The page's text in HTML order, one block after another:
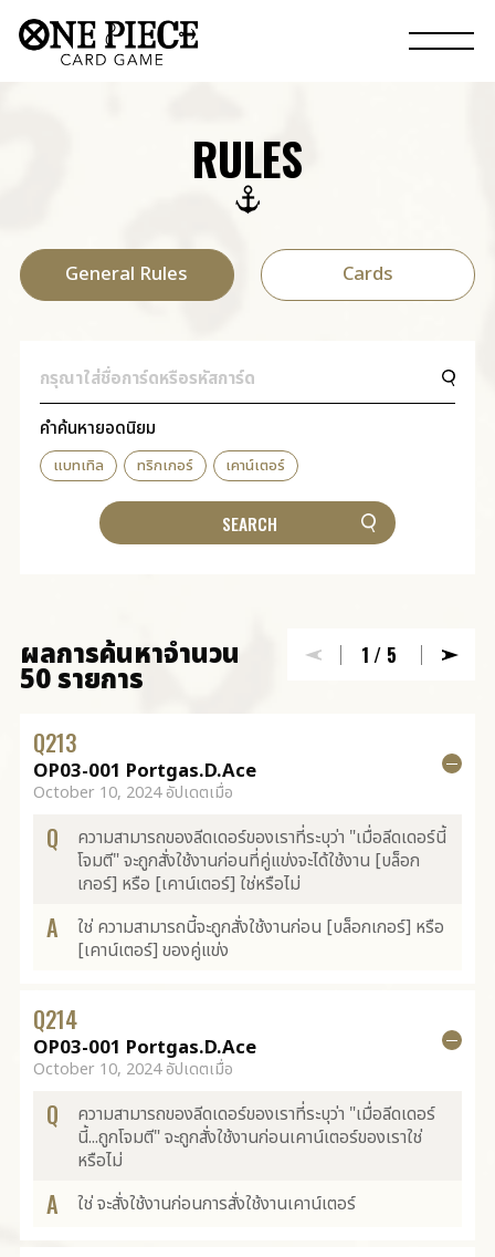
RULES
General Rules Cards
คำค้นหายอดนิยม
แบทเทิล ทริกเกอร์ เคาน์เตอร์
ผลการค้นหาจำนวน
50 รายการ
1/5
Q213
OP03-001 Portgas.D.Ace
October 10, 2024 อัปเดตเมื่อ
Q
ความสามารถของลีดเดอร์ของเราที่ระบุว่า "เมื่อลีดเดอร์นี้
โจมตี" จะถูกสั่งใช้งานก่อนที่คู่แข่งจะได้ใช้งาน [บล็อก
เกอร์] หรือ [เคาน์เตอร์] ใช่หรือไม่
A
ใช่ ความสามารถนี้จะถูกสั่งใช้งานก่อน [บล็อกเกอร์] หรือ
[เคาน์เตอร์] ของคู่แข่ง
Q214
OP03-001 Portgas.D.Ace
October 10, 2024 อัปเดตเมื่อ
Q
ความสามารถของลีดเดอร์ของเราที่ระบุว่า "เมื่อลีดเดอร์
นี้...ถูกโจมตี" จะถูกสั่งใช้งานก่อนเคาน์เตอร์ของเราใช่
หรือไม่
A ใช่ จะสั่งใช้งานก่อนการสั่งใช้งานเคาน์เตอร์